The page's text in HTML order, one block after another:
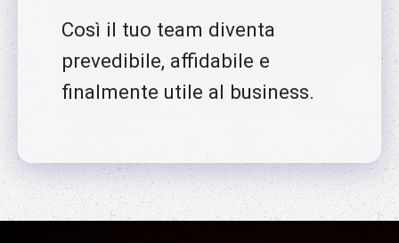
Così il tuo team diventa
prevedibile, affidabile e
finalmente utile al business.